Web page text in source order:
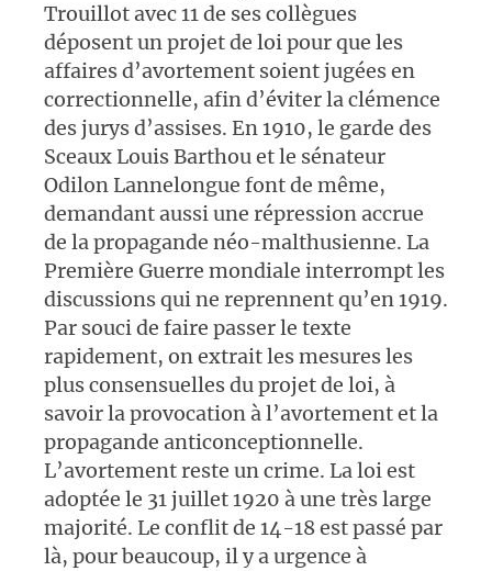
Trouillot avec 11 de ses collègues
déposent un projet de loi pour que les
affaires d’avortement soient jugées en
correctionnelle, afin d’éviter la clémence
des jurys d’assises. En 1910, le garde des
Sceaux Louis Barthou et le sénateur
Odilon Lannelongue font de même,
demandant aussi une répression accrue
de la propagande néo-malthusienne. La
Première Guerre mondiale interrompt les
discussions qui ne reprennent qu’en 1919.
Par souci de faire passer le texte
rapidement, on extrait les mesures les
plus consensuelles du projet de loi, à
savoir la provocation à l’avortement et la
propagande anticonceptionnelle.
L’avortement reste un crime. La loi est
adoptée le 31 juillet 1920 à une très large
majorité. Le conflit de 14-18 est passé par
là, pour beaucoup, il y a urgence à